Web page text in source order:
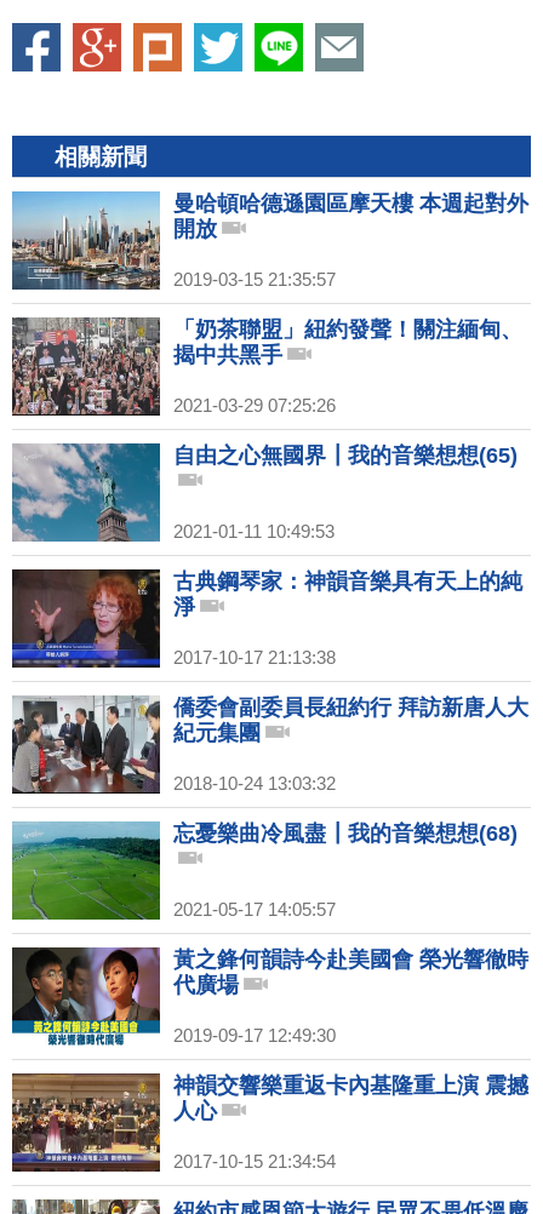
相關新聞
曼哈頓哈德遜園區摩天樓 本週起對外
開放
2019-03-15 21:35:57
「奶茶聯盟」紐約發聲！關注緬甸、
揭中共黑手
2021-03-29 07:25:26
自由之心無國界┃我的音樂想想(65)
2021-01-11 10:49:53
古典鋼琴家：神韻音樂具有天上的純
淨
2017-10-17 21:13:38
僑委會副委員長紐約行 拜訪新唐人大
紀元集團
2018-10-24 13:03:32
忘憂樂曲冷風盡┃我的音樂想想(68)
2021-05-17 14:05:57
黃之鋒何韻詩今赴美國會 榮光響徹時
代廣場
2019-09-17 12:49:30
神韻交響樂重返卡內基隆重上演 震撼
人心
2017-10-15 21:34:54